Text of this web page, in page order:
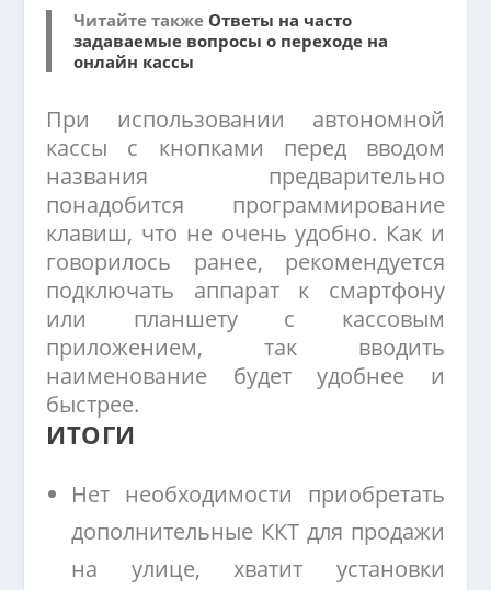
Читайте также Ответы на часто
задаваемые вопросы о переходе на
онлайн кассы
При использовании автономной
кассы с кнопками перед вводом
названия предварительно
понадобится программирование
клавиш, что не очень удобно. Как и
говорилось ранее, рекомендуется
подключать аппарат к смартфону
или планшету с кассовым
приложением, так вводить
наименование будет удобнее и
быстрее.
ИТОГИ
Нет необходимости приобретать
дополнительные ККТ для продажи
на улице, хватит установки